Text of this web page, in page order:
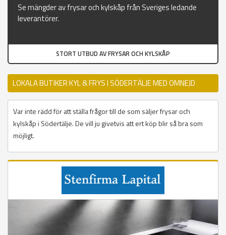
Se mängder av frysar och kylskåp från Sveriges ledande
leverantörer.
STORT UTBUD AV FRYSAR OCH KYLSKÅP
LOKALA BUTIKER KYL & FRYS I SÖDERTÄLJE MED OMNEJD
Var inte rädd för att ställa frågor till de som säljer frysar och
kylskåp i Södertälje. De vill ju givetvis att ert köp blir så bra som
möjligt.